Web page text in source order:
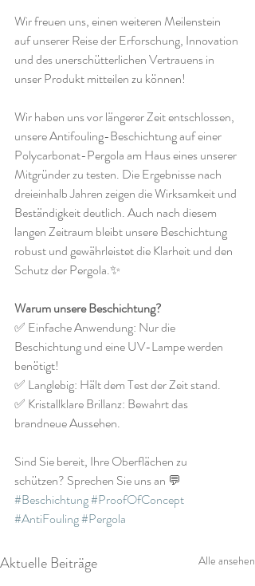
Wir freuen uns, einen weiteren Meilenstein
auf unserer Reise der Erforschung, Innovation
und des unerschütterlichen Vertrauens in
unser Produkt mitteilen zu können!
Wir haben uns vor längerer Zeit entschlossen,
unsere Antifouling-Beschichtung auf einer
Polycarbonat-Pergola am Haus eines unserer
Mitgründer zu testen. Die Ergebnisse nach
dreieinhalb Jahren zeigen die Wirksamkeit und
Beständigkeit deutlich. Auch nach diesem
langen Zeitraum bleibt unsere Beschichtung
robust und gewährleistet die Klarheit und den
Schutz der Pergola.✨
Warum unsere Beschichtung?
✅ Einfache Anwendung: Nur die
Beschichtung und eine UV-Lampe werden
benötigt!
✅ Langlebig: Hält dem Test der Zeit stand.
✅ Kristallklare Brillanz: Bewahrt das
brandneue Aussehen.
Sind Sie bereit, Ihre Oberflächen zu
schützen? Sprechen Sie uns an 💬
#Beschichtung#ProofOfConcept
#AntiFouling#Pergola
Aktuelle Beiträge Alle ansehen